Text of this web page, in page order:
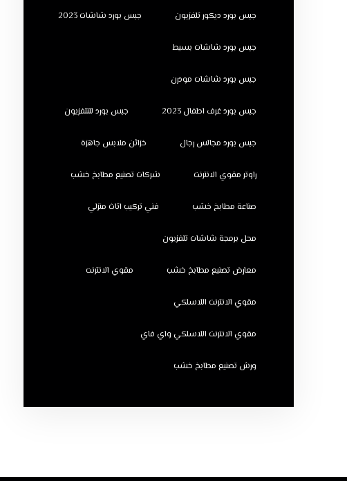
جبس بورد ديكور تلفزيون جبس بورد شاشات 2023
جبس بورد شاشات بسيط
جبس بورد شاشات مودرن
جبس بورد غرف اطفال 2023 جبس بورد للتلفزيون
جبس بورد مجالس رجال خزائن ملابس جاهزة
راوتر مقوي الانترنت شركات تصنيع مطابخ خشب
صناعة مطابخ خشب فني تركيب اثاث منزلي
محل برمجة شاشات تلفزيون
معارض تصنيع مطابخ خشب مقوي الانترنت
مقوي الانترنت اللاسلكي
مقوي الانترنت اللاسلكي واي فاي
ورش تصنيع مطابخ خشب